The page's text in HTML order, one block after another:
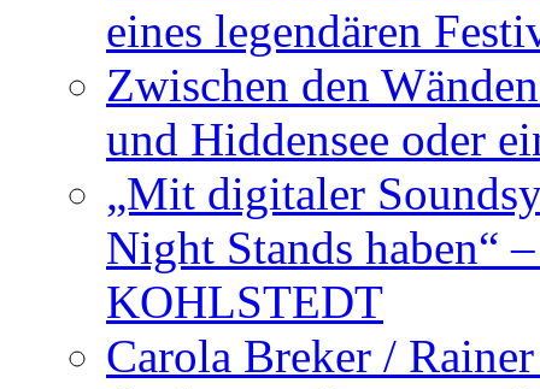
eines legendären
Zwischen den
und Hiddensee oder
„Mit digitaler
Night Stands haben“
KOHLSTEDT
Carola Breker /